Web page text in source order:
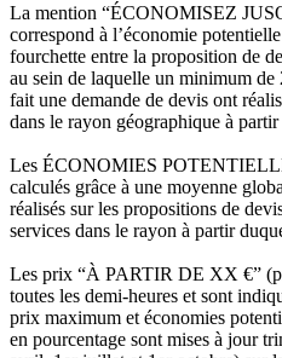
La mention “ÉCONOMISEZ
correspond à l’économie
fourchette entre la proposition de
au sein de laquelle un minimum
fait une demande de devis ont
dans le rayon géographique à
Les ÉCONOMIES
calculés grâce à une moyenne
réalisés sur les propositions de
services dans le rayon à partir
Les prix “À PARTIR DE XX €”
toutes les demi-heures et sont
prix maximum et économies
en pourcentage sont mises à jour